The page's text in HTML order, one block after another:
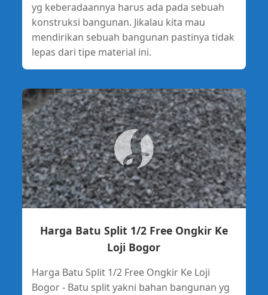
yg keberadaannya harus ada pada sebuah
konstruksi bangunan. Jikalau kita mau
mendirikan sebuah bangunan pastinya tidak
lepas dari tipe material ini.
Harga Batu Split 1/2 Free Ongkir Ke
Loji Bogor
Harga Batu Split 1/2 Free Ongkir Ke Loji
Bogor - Batu split yakni bahan bangunan yg